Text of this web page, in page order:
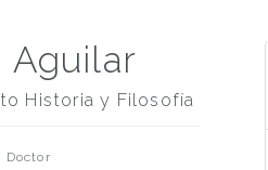
Aguilar
Historia y Filosofía
Doctor